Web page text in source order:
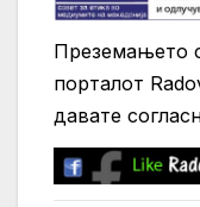
Преземањето
порталот
давате